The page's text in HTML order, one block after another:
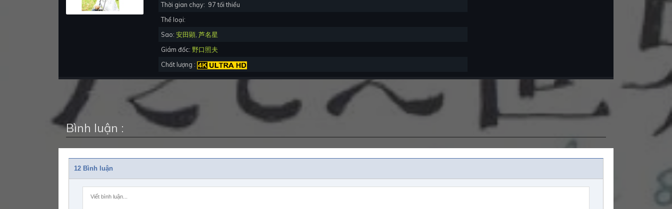
Thời gian chạy: 97tối thiểu
Thể loại:
Sao: 安田顕, 芦名星
Giám đốc: 野口照夫
Chất lượng :
Bình luận :
12 Bình luận